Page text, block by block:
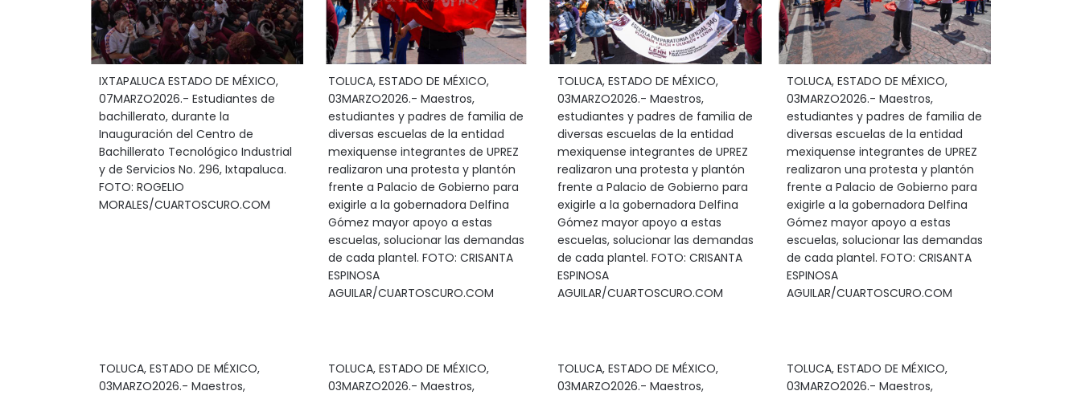
IXTAPALUCA ESTADO DE MÉXICO,
07MARZO2026.- Estudiantes de
bachillerato, durante la
Inauguración del Centro de
Bachillerato Tecnológico Industrial
y de Servicios No. 296, Ixtapaluca.
FOTO: ROGELIO
MORALES/CUARTOSCURO.COM
TOLUCA, ESTADO DE MÉXICO,
03MARZO2026.- Maestros,
estudiantes y padres de familia de
diversas escuelas de la entidad
mexiquense integrantes de UPREZ
realizaron una protesta y plantón
frente a Palacio de Gobierno para
exigirle a la gobernadora Delfina
Gómez mayor apoyo a estas
escuelas, solucionar las demandas
de cada plantel. FOTO: CRISANTA
ESPINOSA
AGUILAR/CUARTOSCURO.COM
TOLUCA, ESTADO DE MÉXICO,
03MARZO2026.- Maestros,
estudiantes y padres de familia de
diversas escuelas de la entidad
mexiquense integrantes de UPREZ
realizaron una protesta y plantón
frente a Palacio de Gobierno para
exigirle a la gobernadora Delfina
Gómez mayor apoyo a estas
escuelas, solucionar las demandas
de cada plantel. FOTO: CRISANTA
ESPINOSA
AGUILAR/CUARTOSCURO.COM
TOLUCA, ESTADO DE MÉXICO,
03MARZO2026.- Maestros,
estudiantes y padres de familia de
diversas escuelas de la entidad
mexiquense integrantes de UPREZ
realizaron una protesta y plantón
frente a Palacio de Gobierno para
exigirle a la gobernadora Delfina
Gómez mayor apoyo a estas
escuelas, solucionar las demandas
de cada plantel. FOTO: CRISANTA
ESPINOSA
AGUILAR/CUARTOSCURO.COM
TOLUCA, ESTADO DE MÉXICO,
03MARZO2026.- Maestros,
TOLUCA, ESTADO DE MÉXICO,
03MARZO2026.- Maestros,
TOLUCA, ESTADO DE MÉXICO,
03MARZO2026.- Maestros,
TOLUCA, ESTADO DE MÉXICO,
03MARZO2026.- Maestros,